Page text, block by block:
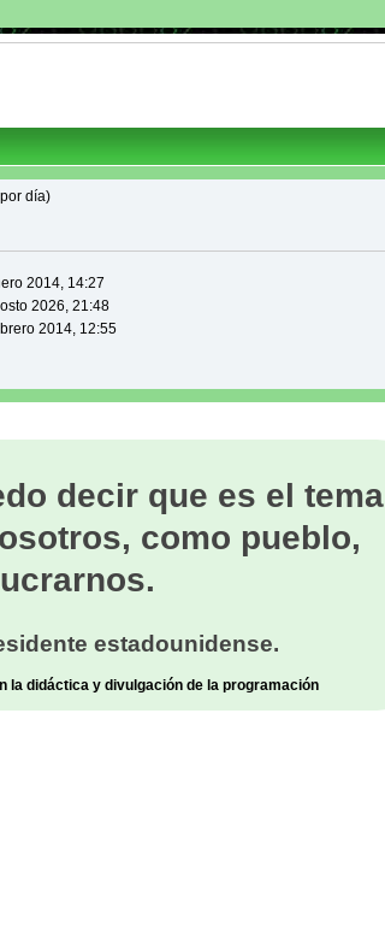
día)
2014, 14:27
2026, 21:48
2014, 12:55
decir que es el tema
como pueblo,
estadounidense.
la didáctica y divulgación de la programación